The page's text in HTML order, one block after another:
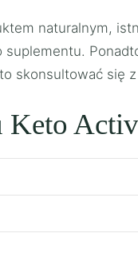
naturalnym,
suplementu.
skonsultować się
Keto